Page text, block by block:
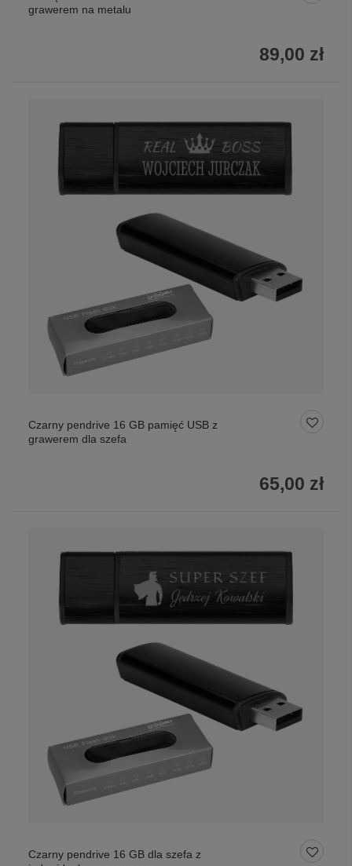
grawerem na metalu
89,00 zł
Czarny pendrive 16 GB pamięć USB z
grawerem dla szefa
65,00 zł
Czarny pendrive 16 GB dla szefa z